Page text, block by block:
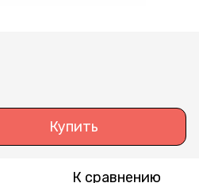
Купить
К сравнению